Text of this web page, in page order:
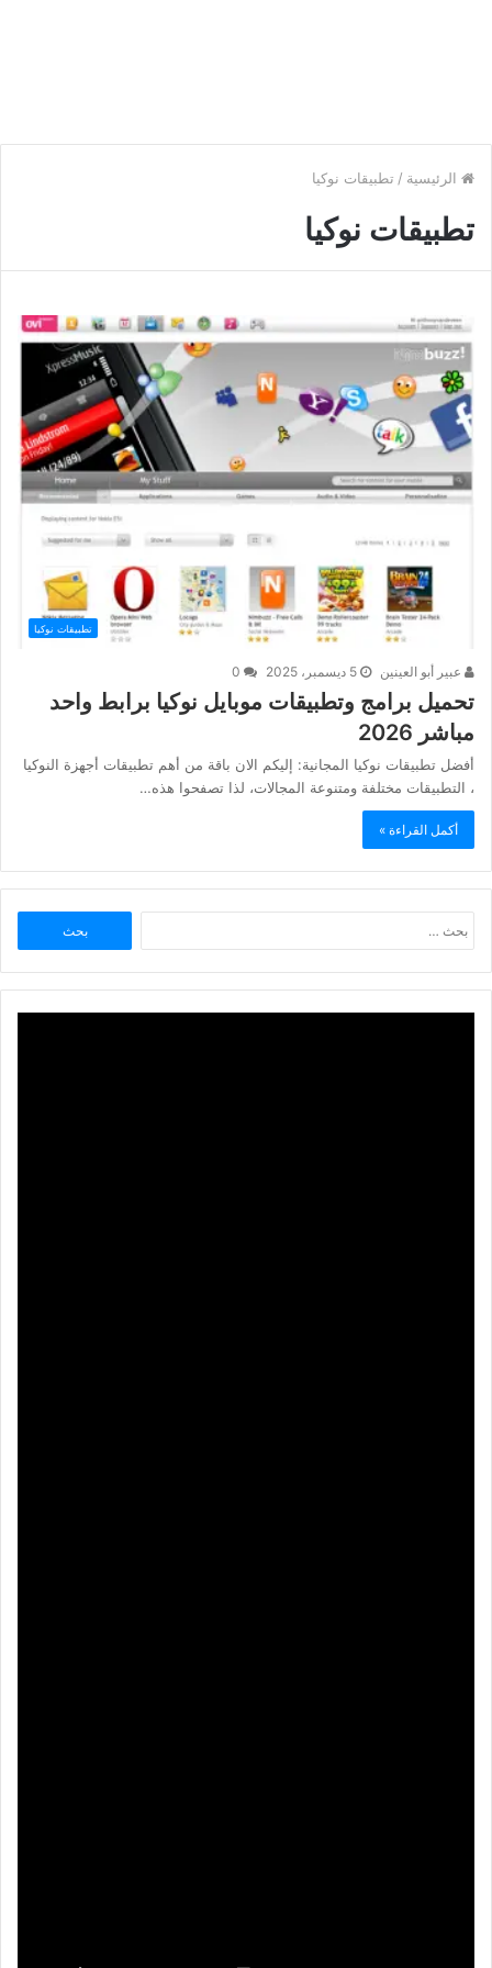
الرئيسية / تطبيقات نوكيا
تطبيقات نوكيا
تطبيقات نوكيا
عبير أبو العينين 5 ديسمبر، 2025
تحميل برامج وتطبيقات موبايل نوكيا برابط واحد
مباشر 2026
أفضل تطبيقات نوكيا المجانية: إليكم الان باقة من أهم تطبيقات أجهزة النوكيا
، التطبيقات مختلفة ومتنوعة المجالات، لذا تصفحوا هذه…
أكمل القراءة »
عن: